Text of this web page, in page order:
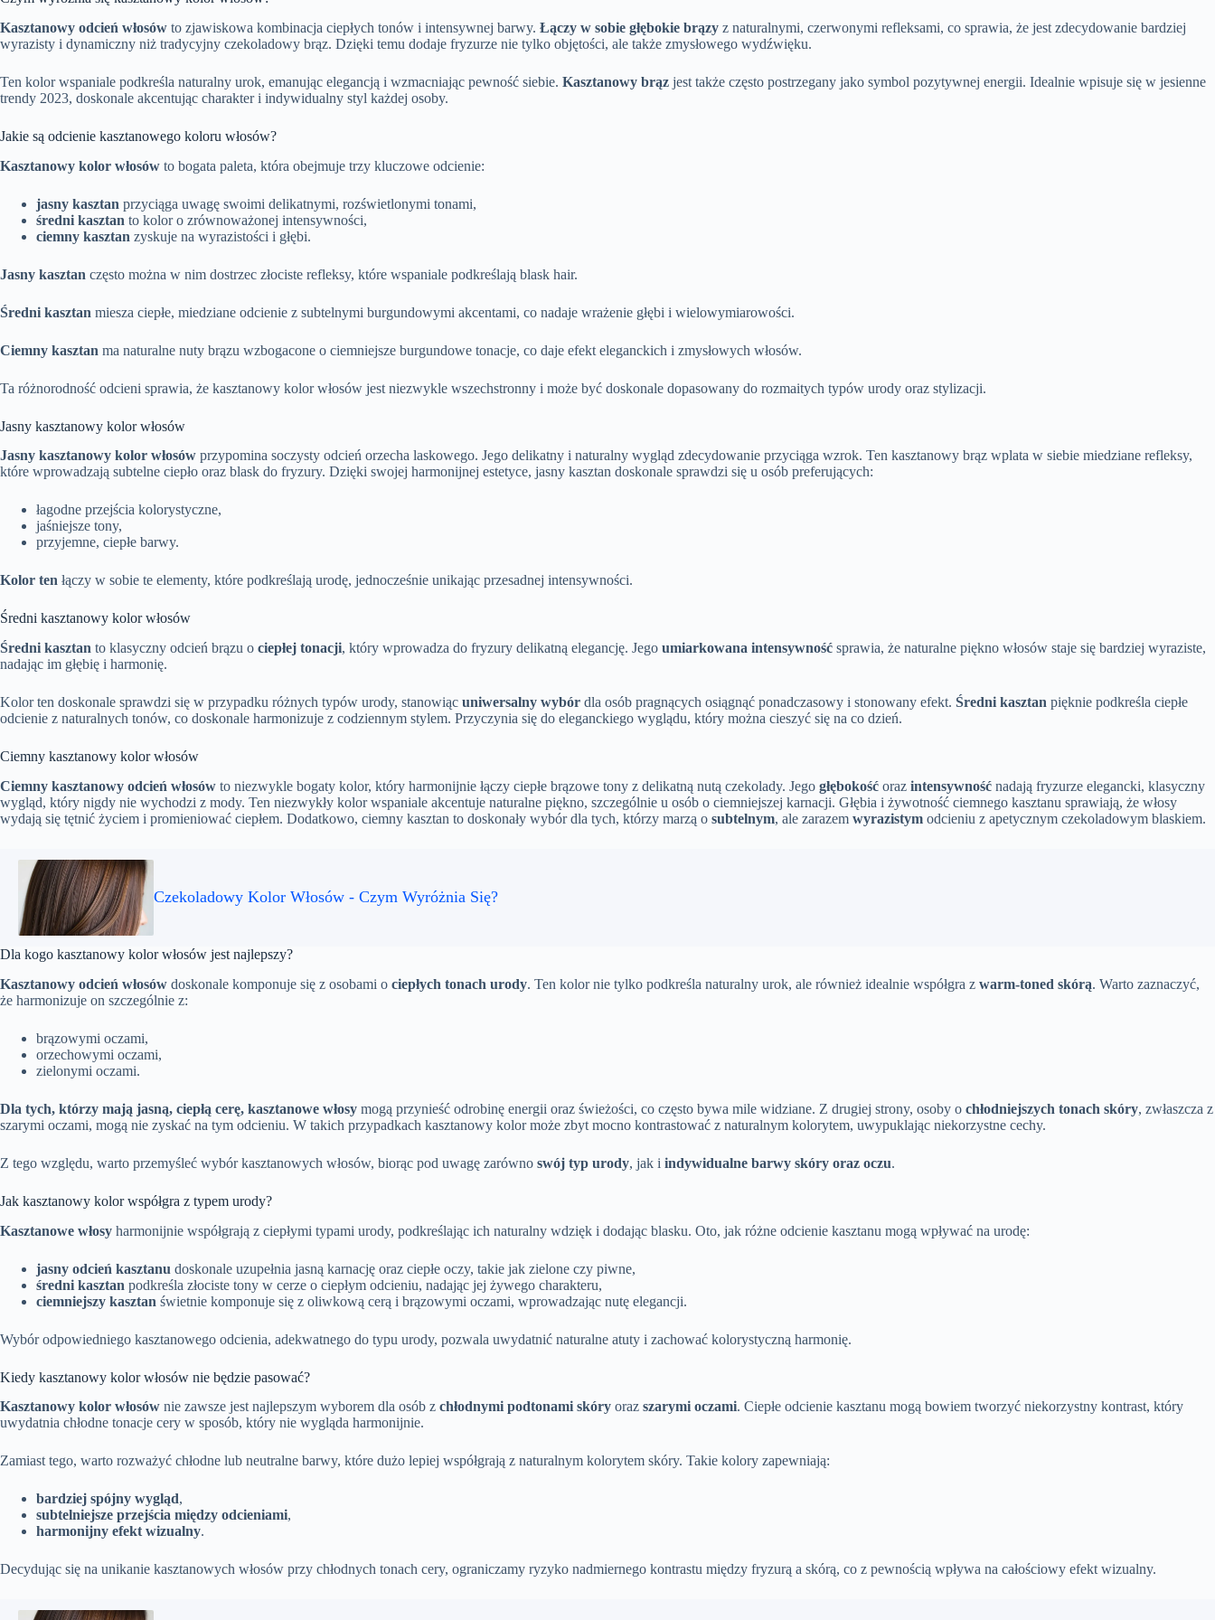
Kasztanowy odcień włosów to zjawiskowa kombinacja ciepłych tonów i intensywnej barwy. Łączy w sobie głębokie brązy z naturalnymi, czerwonymi refleksami, co sprawia, że jest zdecydowanie bardziej
wyrazisty i dynamiczny niż tradycyjny czekoladowy brąz. Dzięki temu dodaje fryzurze nie tylko objętości, ale także zmysłowego wydźwięku.
Ten kolor wspaniale podkreśla naturalny urok, emanując elegancją i wzmacniając pewność siebie. Kasztanowy brąz jest także często postrzegany jako symbol pozytywnej energii. Idealnie wpisuje się w jesienne
trendy 2023, doskonale akcentując charakter i indywidualny styl każdej osoby.
Jakie są odcienie kasztanowego koloru włosów?
Kasztanowy kolor włosów to bogata paleta, która obejmuje trzy kluczowe odcienie:
jasny kasztan przyciąga uwagę swoimi delikatnymi, rozświetlonymi tonami,
średni kasztan to kolor o zrównoważonej intensywności,
ciemny kasztan zyskuje na wyrazistości i głębi.
Jasny kasztan często można w nim dostrzec złociste refleksy, które wspaniale podkreślają blask hair.
Średni kasztan miesza ciepłe, miedziane odcienie z subtelnymi burgundowymi akcentami, co nadaje wrażenie głębi i wielowymiarowości.
Ciemny kasztan ma naturalne nuty brązu wzbogacone o ciemniejsze burgundowe tonacje, co daje efekt eleganckich i zmysłowych włosów.
Ta różnorodność odcieni sprawia, że kasztanowy kolor włosów jest niezwykle wszechstronny i może być doskonale dopasowany do rozmaitych typów urody oraz stylizacji.
Jasny kasztanowy kolor włosów
Jasny kasztanowy kolor włosów przypomina soczysty odcień orzecha laskowego. Jego delikatny i naturalny wygląd zdecydowanie przyciąga wzrok. Ten kasztanowy brąz wplata w siebie miedziane refleksy,
które wprowadzają subtelne ciepło oraz blask do fryzury. Dzięki swojej harmonijnej estetyce, jasny kasztan doskonale sprawdzi się u osób preferujących:
łagodne przejścia kolorystyczne,
jaśniejsze tony,
przyjemne, ciepłe barwy.
Kolor ten łączy w sobie te elementy, które podkreślają urodę, jednocześnie unikając przesadnej intensywności.
Średni kasztanowy kolor włosów
Średni kasztan to klasyczny odcień brązu o ciepłej tonacji, który wprowadza do fryzury delikatną elegancję. Jego umiarkowana intensywność sprawia, że naturalne piękno włosów staje się bardziej wyraziste,
nadając im głębię i harmonię.
Kolor ten doskonale sprawdzi się w przypadku różnych typów urody, stanowiąc uniwersalny wybór dla osób pragnących osiągnąć ponadczasowy i stonowany efekt. Średni kasztan pięknie podkreśla ciepłe
odcienie z naturalnych tonów, co doskonale harmonizuje z codziennym stylem. Przyczynia się do eleganckiego wyglądu, który można cieszyć się na co dzień.
Ciemny kasztanowy kolor włosów
Ciemny kasztanowy odcień włosów to niezwykle bogaty kolor, który harmonijnie łączy ciepłe brązowe tony z delikatną nutą czekolady. Jego głębokość oraz intensywność nadają fryzurze elegancki, klasyczny
wygląd, który nigdy nie wychodzi z mody. Ten niezwykły kolor wspaniale akcentuje naturalne piękno, szczególnie u osób o ciemniejszej karnacji. Głębia i żywotność ciemnego kasztanu sprawiają, że włosy
wydają się tętnić życiem i promieniować ciepłem. Dodatkowo, ciemny kasztan to doskonały wybór dla tych, którzy marzą o subtelnym, ale zarazem wyrazistym odcieniu z apetycznym czekoladowym blaskiem.
Czekoladowy Kolor Włosów - Czym Wyróżnia Się?
Dla kogo kasztanowy kolor włosów jest najlepszy?
Kasztanowy odcień włosów doskonale komponuje się z osobami o ciepłych tonach urody. Ten kolor nie tylko podkreśla naturalny urok, ale również idealnie współgra z warm-toned skórą. Warto zaznaczyć,
że harmonizuje on szczególnie z:
brązowymi oczami,
orzechowymi oczami,
zielonymi oczami.
Dla tych, którzy mają jasną, ciepłą cerę, kasztanowe włosy mogą przynieść odrobinę energii oraz świeżości, co często bywa mile widziane. Z drugiej strony, osoby o chłodniejszych tonach skóry, zwłaszcza z
szarymi oczami, mogą nie zyskać na tym odcieniu. W takich przypadkach kasztanowy kolor może zbyt mocno kontrastować z naturalnym kolorytem, uwypuklając niekorzystne cechy.
Z tego względu, warto przemyśleć wybór kasztanowych włosów, biorąc pod uwagę zarówno swój typ urody, jak i indywidualne barwy skóry oraz oczu.
Jak kasztanowy kolor współgra z typem urody?
Kasztanowe włosy harmonijnie współgrają z ciepłymi typami urody, podkreślając ich naturalny wdzięk i dodając blasku. Oto, jak różne odcienie kasztanu mogą wpływać na urodę:
jasny odcień kasztanu doskonale uzupełnia jasną karnację oraz ciepłe oczy, takie jak zielone czy piwne,
średni kasztan podkreśla złociste tony w cerze o ciepłym odcieniu, nadając jej żywego charakteru,
ciemniejszy kasztan świetnie komponuje się z oliwkową cerą i brązowymi oczami, wprowadzając nutę elegancji.
Wybór odpowiedniego kasztanowego odcienia, adekwatnego do typu urody, pozwala uwydatnić naturalne atuty i zachować kolorystyczną harmonię.
Kiedy kasztanowy kolor włosów nie będzie pasować?
Kasztanowy kolor włosów nie zawsze jest najlepszym wyborem dla osób z chłodnymi podtonami skóry oraz szarymi oczami. Ciepłe odcienie kasztanu mogą bowiem tworzyć niekorzystny kontrast, który
uwydatnia chłodne tonacje cery w sposób, który nie wygląda harmonijnie.
Zamiast tego, warto rozważyć chłodne lub neutralne barwy, które dużo lepiej współgrają z naturalnym kolorytem skóry. Takie kolory zapewniają:
bardziej spójny wygląd,
subtelniejsze przejścia między odcieniami,
harmonijny efekt wizualny.
Decydując się na unikanie kasztanowych włosów przy chłodnych tonach cery, ograniczamy ryzyko nadmiernego kontrastu między fryzurą a skórą, co z pewnością wpływa na całościowy efekt wizualny.